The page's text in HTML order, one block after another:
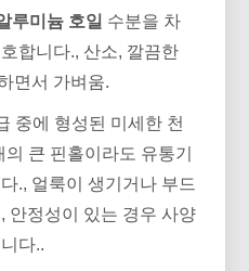
루미늄 호일 수분을 차
합니다., 산소, 깔끔한
면서 가벼움.
중에 형성된 미세한 천
큰 핀홀이라도 유통기
., 얼룩이 생기거나 부드
안정성이 있는 경우 사양
다..